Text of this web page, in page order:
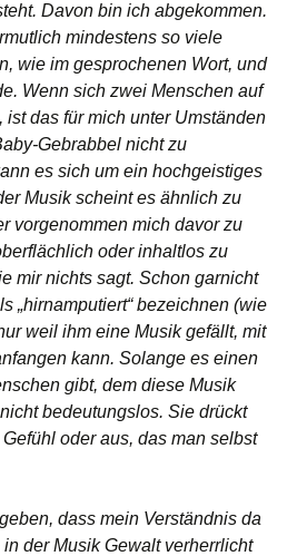
Davon bin ich abgekommen.
mindestens so viele
wie im gesprochenen Wort, und
Wenn sich zwei Menschen auf
das für mich unter Umständen
Gebrabbel nicht zu
es sich um ein hochgeistiges
Musik scheint es ähnlich zu
vorgenommen mich davor zu
oder inhaltlos zu
mir nichts sagt. Schon garnicht
„hirnamputiert“ bezeichnen (wie
weil ihm eine Musik gefällt, mit
kann. Solange es einen
gibt, dem diese Musik
bedeutungslos. Sie drückt
oder aus, das man selbst
dass mein Verständnis da
der Musik Gewalt verherrlicht